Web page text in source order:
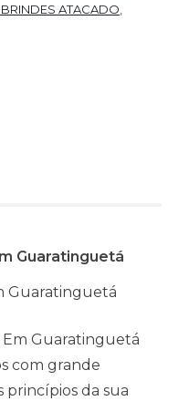
BRINDES ATACADO
Guaratinguetá
Guaratinguetá
Em Guaratinguetá
com grande
princípios da sua